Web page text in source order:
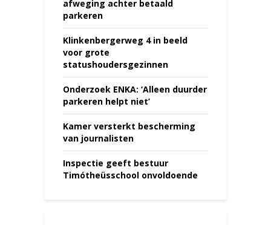
afweging achter betaald
parkeren
Klinkenbergerweg 4 in beeld
voor grote
statushoudersgezinnen
Onderzoek ENKA: ‘Alleen duurder
parkeren helpt niet’
Kamer versterkt bescherming
van journalisten
Inspectie geeft bestuur
Timótheüsschool onvoldoende